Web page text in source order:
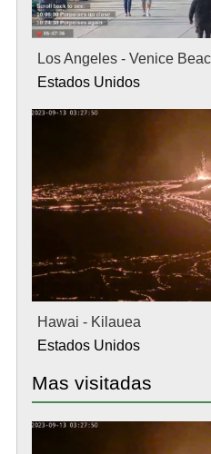
Los Angeles - Venice
Estados Unidos
Hawai - Kilauea
Estados Unidos
Mas visitadas